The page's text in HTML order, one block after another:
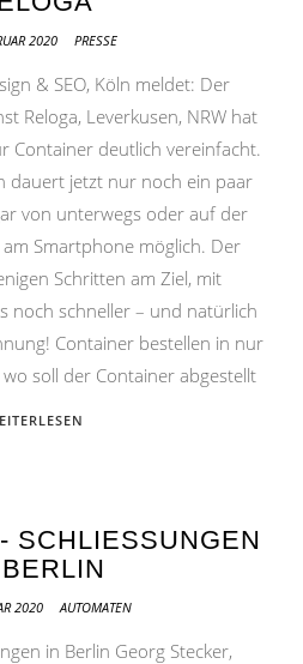
2020 PRESSE
& SEO, Köln meldet: Der
Reloga, Leverkusen, NRW hat
Container deutlich vereinfacht.
dauert jetzt nur noch ein paar
von unterwegs oder auf der
Smartphone möglich. Der
Schritten am Ziel, mit
noch schneller – und natürlich
Container bestellen in nur
soll der Container abgestellt
SCHLIESSUNGEN I
2020 AUTOMATEN
in Berlin Georg Stecker,